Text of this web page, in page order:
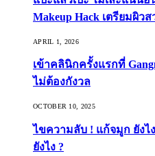
Makeup Hack เตรียมผิวส
APRIL 1, 2026
เข้าคลินิกครั้งแรกที่
ไม่ต้องกังวล
OCTOBER 10, 2025
ไขความลับ ! แก้จมูก ยังไ
ยังไง ?